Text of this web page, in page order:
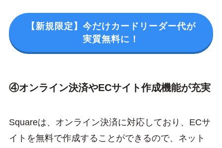
【新規限定】今だけカードリーダー代が
実質無料に！
④オンライン決済やECサイト作成機能が充実
Squareは、オンライン決済に対応しており、ECサ
イトを無料で作成することができるので、ネット